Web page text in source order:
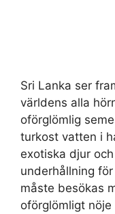
Sri Lanka ser
världens alla
oförglömlig
turkost vatten i
exotiska djur
underhållning
måste besökas
oförglömligt